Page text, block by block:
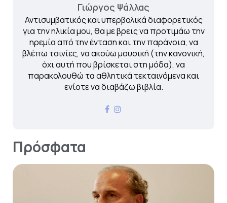
Γιώργος Ψάλλας
Αντισυμβατικός και υπερβολικά διαφορετικός
για την ηλικία μου, θα με βρεις να προτιμάω την
ηρεμία από την ένταση και την παράνοια, να
βλέπω ταινίες, να ακούω μουσική (την κανονική,
όχι αυτή που βρίσκεται στη μόδα), να
παρακολουθώ τα αθλητικά τεκταινόμενα και
ενίοτε να διαβάζω βιβλία.
Πρόσφατα